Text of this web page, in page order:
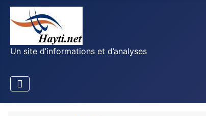
Un site d’informations et d’analyses